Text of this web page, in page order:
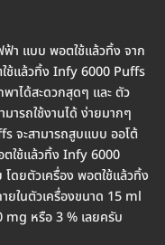
า แบบ พอตใช้แล้วทิ้ง จาก
ช้แล้วทิ้ง Infy 6000 Puffs
าได้สะดวกสุดๆ และ ตัว
ารถใช้งานได้ ง่ายมากๆ
จะสามารถสูบแบบ ออโต้
ตใช้แล้วทิ้ง Infy 6000
ดยตัวเครื่อง พอตใช้แล้วทิ้ง
ในตัวเครื่องขนาด 15 ml
mg หรือ 3 % เลยครับ